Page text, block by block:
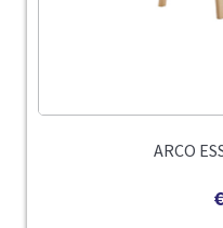
ARCO
€